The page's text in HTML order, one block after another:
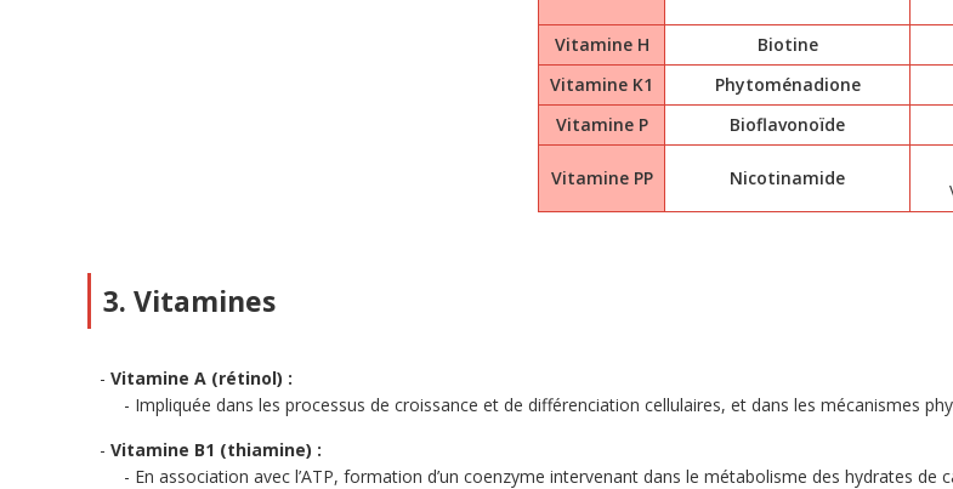
Vitamine H
Biotine
Vitamine K1
Phytoménadione
Vitamine P Bioflavonoïde
Vitamine PP Nicotinamide
3. Vitamines
Vitamine A (rétinol) :
Impliquée dans les processus de croissance et de différenciation cellulaires, et dans les mécanismes
Vitamine B1 (thiamine) :
En association avec l’ATP, formation d’un coenzyme intervenant dans le métabolisme des hydrates de